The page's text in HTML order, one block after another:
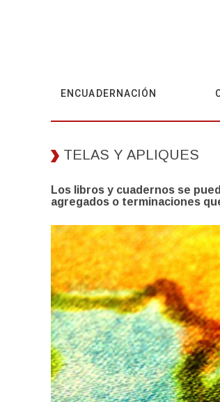
ENCUADERNACIÓN
TELAS Y APLIQUES
Los libros y cuadernos se
agregados o terminaciones